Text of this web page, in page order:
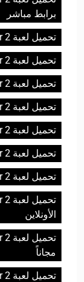
برابط مباشر
تحميل لعبة The Witcher 2 تورنت كاملة مجانًا
تحميل لعبة The Witcher 2 للكمبيوتر
تحميل لعبة The Witcher 2 للكمبيوتر الأرشيف
تحميل لعبة The Witcher 2 للكمبيوتر برابط مباشر
تحميل لعبة The Witcher 2 للكمبيوتر ماناً
تحميل لعبة The Witcher 2 للكمبيوتر مجانً
تحميل لعبة The Witcher 2 للكمبيوتر من ميديا فاير
الأونلاين
مجاناً
تحميل لعبة The Witcher 2 للكمبيوتر منفاير